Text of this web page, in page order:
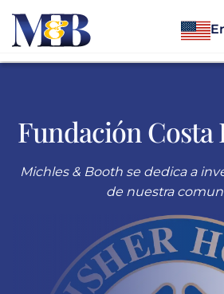
Fundación Costa
Michles & Booth se dedica a
de nuestra